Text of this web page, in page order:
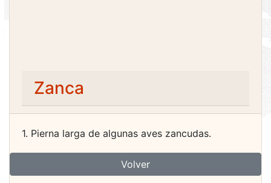
Zanca
1. Pierna larga de algunas aves zancudas.
Volver